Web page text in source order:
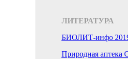
ЛИТЕРАТУРА
БИОЛИТ-инфо
Природная аптека